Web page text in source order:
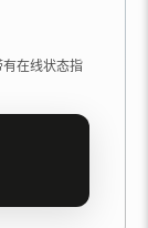
在线状态指